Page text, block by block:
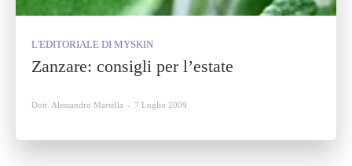
L'EDITORIALE DI MYSKIN
Zanzare: consigli per l’estate
Dott. Alessandro Martella - 7 Luglio 2009